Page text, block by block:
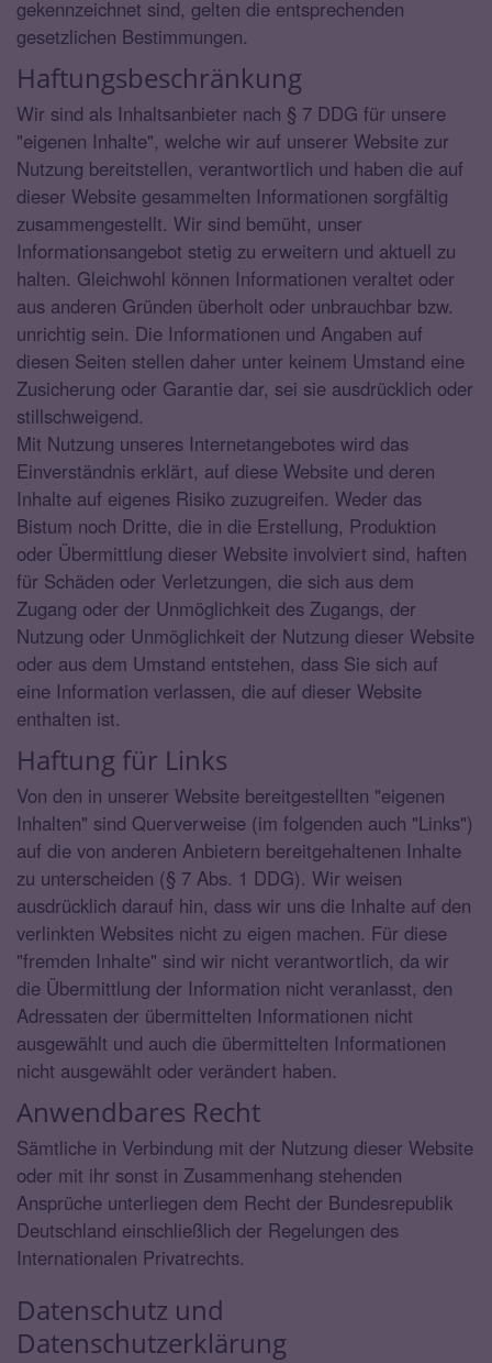
gekennzeichnet sind, gelten die entsprechenden
gesetzlichen Bestimmungen.
Haftungsbeschränkung
Wir sind als Inhaltsanbieter nach § 7 DDG für unsere
"eigenen Inhalte", welche wir auf unserer Website zur
Nutzung bereitstellen, verantwortlich und haben die auf
dieser Website gesammelten Informationen sorgfältig
zusammengestellt. Wir sind bemüht, unser
Informationsangebot stetig zu erweitern und aktuell zu
halten. Gleichwohl können Informationen veraltet oder
aus anderen Gründen überholt oder unbrauchbar bzw.
unrichtig sein. Die Informationen und Angaben auf
diesen Seiten stellen daher unter keinem Umstand eine
Zusicherung oder Garantie dar, sei sie ausdrücklich oder
stillschweigend.
Mit Nutzung unseres Internetangebotes wird das
Einverständnis erklärt, auf diese Website und deren
Inhalte auf eigenes Risiko zuzugreifen. Weder das
Bistum noch Dritte, die in die Erstellung, Produktion
oder Übermittlung dieser Website involviert sind, haften
für Schäden oder Verletzungen, die sich aus dem
Zugang oder der Unmöglichkeit des Zugangs, der
Nutzung oder Unmöglichkeit der Nutzung dieser Website
oder aus dem Umstand entstehen, dass Sie sich auf
eine Information verlassen, die auf dieser Website
enthalten ist.
Haftung für Links
Von den in unserer Website bereitgestellten "eigenen
Inhalten" sind Querverweise (im folgenden auch "Links")
auf die von anderen Anbietern bereitgehaltenen Inhalte
zu unterscheiden (§ 7 Abs. 1 DDG). Wir weisen
ausdrücklich darauf hin, dass wir uns die Inhalte auf den
verlinkten Websites nicht zu eigen machen. Für diese
"fremden Inhalte" sind wir nicht verantwortlich, da wir
die Übermittlung der Information nicht veranlasst, den
Adressaten der übermittelten Informationen nicht
ausgewählt und auch die übermittelten Informationen
nicht ausgewählt oder verändert haben.
Anwendbares Recht
Sämtliche in Verbindung mit der Nutzung dieser Website
oder mit ihr sonst in Zusammenhang stehenden
Ansprüche unterliegen dem Recht der Bundesrepublik
Deutschland einschließlich der Regelungen des
Internationalen Privatrechts.
Datenschutz und
Datenschutzerklärung